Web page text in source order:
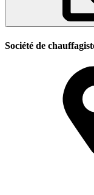
Société de